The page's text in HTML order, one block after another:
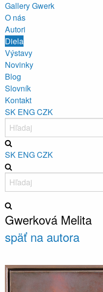
Gallery Gwerk
O nás
Autori
Diela
Výstavy
Novinky
Blog
Slovník
Kontakt
SK ENGCZK
SK ENGCZK
Gwerková Melita
späť na autora